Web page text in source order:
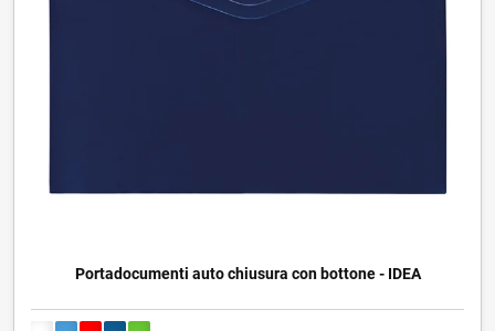
Portadocumenti auto chiusura con bottone - IDEA